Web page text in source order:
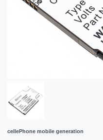
cellePhone mobile generation